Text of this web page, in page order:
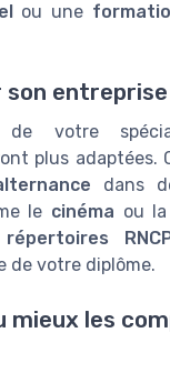
ou une
son
votre
plus adaptées.
dans
le cinéma ou
répertoires
de votre diplôme.
mieux les